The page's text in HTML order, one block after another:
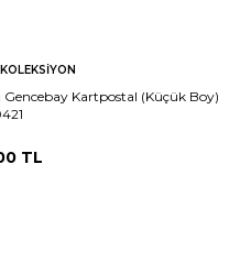
Kartpostal (Küçük Boy)
TL